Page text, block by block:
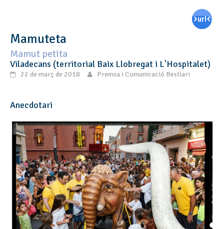
Mamuteta
Mamut petita
Viladecans (territorial Baix Llobregat i L'Hospitalet)
22 de març de 2018 Premsa i Comunicació Bestiari
Anecdotari